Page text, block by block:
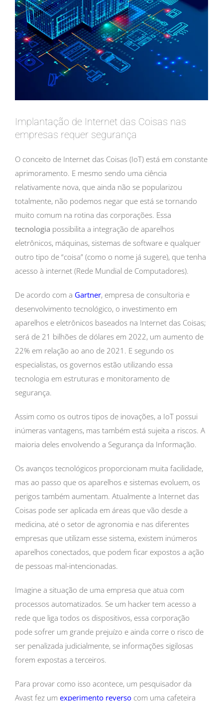
Implantação de Internet das Coisas nas
empresas requer segurança
O conceito de Internet das Coisas (IoT) está em constante
aprimoramento. E mesmo sendo uma ciência
relativamente nova, que ainda não se popularizou
totalmente, não podemos negar que está se tornando
muito comum na rotina das corporações. Essa
tecnologia possibilita a integração de aparelhos
eletrônicos, máquinas, sistemas de software e qualquer
outro tipo de “coisa” (como o nome já sugere), que tenha
acesso à internet (Rede Mundial de Computadores).
De acordo com a Gartner, empresa de consultoria e
desenvolvimento tecnológico, o investimento em
aparelhos e eletrônicos baseados na Internet das Coisas;
será de 21 bilhões de dólares em 2022, um aumento de
22% em relação ao ano de 2021. E segundo os
especialistas, os governos estão utilizando essa
tecnologia em estruturas e monitoramento de
segurança.
Assim como os outros tipos de inovações, a IoT possui
inúmeras vantagens, mas também está sujeita a riscos. A
maioria deles envolvendo a Segurança da Informação.
Os avanços tecnológicos proporcionam muita facilidade,
mas ao passo que os aparelhos e sistemas evoluem, os
perigos também aumentam. Atualmente a Internet das
Coisas pode ser aplicada em áreas que vão desde a
medicina, até o setor de agronomia e nas diferentes
empresas que utilizam esse sistema, existem inúmeros
aparelhos conectados, que podem ficar expostos a ação
de pessoas mal-intencionadas.
Imagine a situação de uma empresa que atua com
processos automatizados. Se um hacker tem acesso a
rede que liga todos os dispositivos, essa corporação
pode sofrer um grande prejuízo e ainda corre o risco de
ser penalizada judicialmente, se informações sigilosas
forem expostas a terceiros.
Para provar como isso acontece, um pesquisador da
Avast fez um experimento reverso com uma cafeteira